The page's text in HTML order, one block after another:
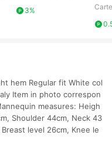
3%
hem Regular fit White col
Item in photo correspon
measures: Heigh
Shoulder 44cm, Neck 43
level 26cm, Knee le